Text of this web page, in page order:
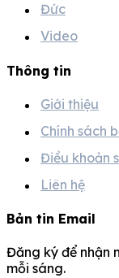
Đức
Video
Thông tin
Giới thiệu
Chính sách
Điều khoản
Liên hệ
Bản tin Email
Đăng ký để nhận
mỗi sáng.